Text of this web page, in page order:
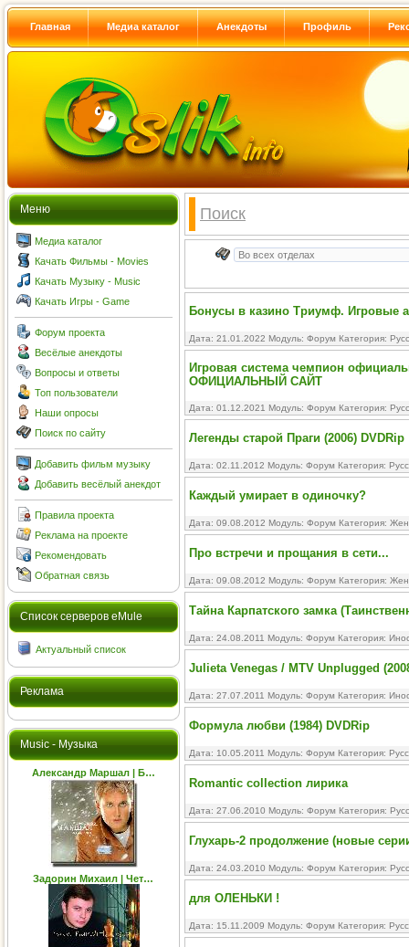
Главная Медиа каталог Анекдоты Профиль
Меню
Медиа каталог
Качать Фильмы - Movies
Качать Музыку - Music
Качать Игры - Game
Форум проекта
Весёлые анекдоты
Вопросы и ответы
Топ пользователи
Наши опросы
Поиск по сайту
Добавить фильм музыку
Добавить весёлый анекдот
Правила проекта
Реклама на проекте
Рекомендовать
Обратная связь
Cписок серверов eMule
Актуальный список
Реклама
Music - Музыка
Александр Маршал | Б…
Задорин Михаил | Чет…
Поиск
Бонусы в казино Триумф. Игровые
Дата: 21.01.2022 Модуль: Форум Категория:
Игровая система чемпион
ОФИЦИАЛЬНЫЙ САЙТ
Дата: 01.12.2021 Модуль: Форум Категория:
Легенды старой Праги (2006) DVDRip
Дата: 02.11.2012 Модуль: Форум Категория:
Каждый умирает в одиночку?
Дата: 09.08.2012 Модуль: Форум Категория:
Про встречи и прощания в сети...
Дата: 09.08.2012 Модуль: Форум Категория:
Тайна Карпатского замка
Дата: 24.08.2011 Модуль: Форум Категория:
Julieta Venegas / MTV Unplugged
Дата: 27.07.2011 Модуль: Форум Категория:
Формула любви (1984) DVDRip
Дата: 10.05.2011 Модуль: Форум Категория:
Romantic collection лирика
Дата: 27.06.2010 Модуль: Форум Категория:
Глухарь-2 продолжение (новые
Дата: 24.03.2010 Модуль: Форум Категория:
для ОЛЕНЬКИ !
Дата: 15.11.2009 Модуль: Форум Категория: